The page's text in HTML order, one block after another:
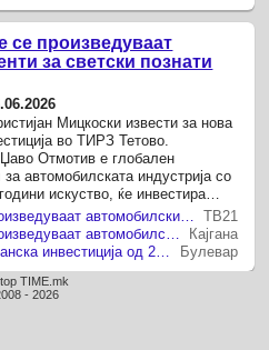
се произведуваат
за светски познати
Мицкоски извести за нова
во ТИРЗ Тетово.
Џаво Отмотив e глобален
за автомобилската индустрија со
искуство, ќе инвестира
евра и ќе отвори до 412 нови
Мицкоски: Во Тетово ќе се произведуваат автомобилски компоненти за светски познати брендови
ТВ21
Мицкоски: Во Тетово ќе се произведуваат автомобилски компоненти за светски познати брендови
Кајгана
Мицкоски: Во Тетово нова странска инвестиција од 20 милиони евра – ќе се отворат 412 нови работни места
Булевар
TIME.mk
- 2026